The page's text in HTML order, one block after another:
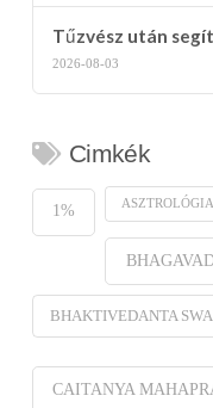
Tűzvész után
2026-08-03
Cimkék
1% ASZTROLÓGIA
BHAKTIVEDANTA
CAITANYA